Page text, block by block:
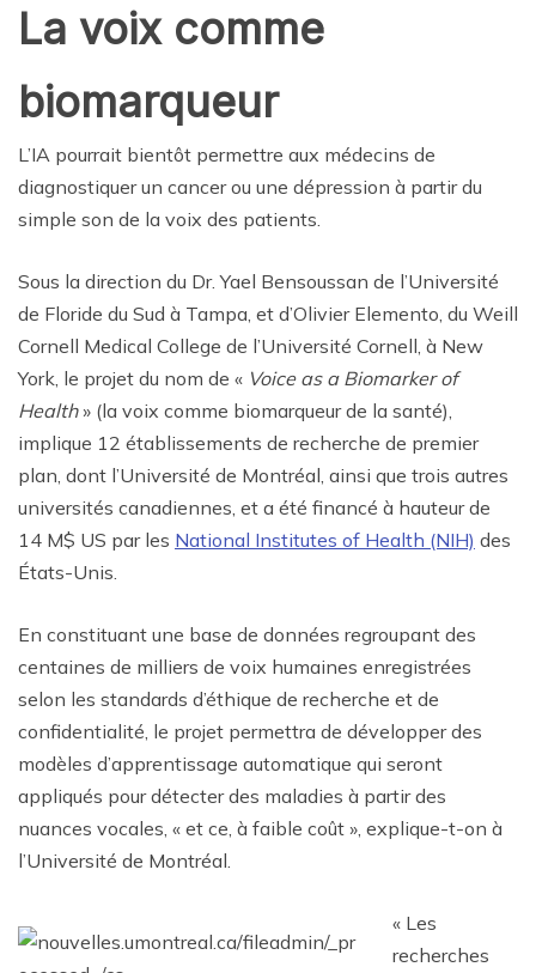
La voix comme
biomarqueur
L’IA pourrait bientôt permettre aux médecins de
diagnostiquer un cancer ou une dépression à partir du
simple son de la voix des patients.
Sous la direction du Dr. Yael Bensoussan de l’Université
de Floride du Sud à Tampa, et d’Olivier Elemento, du Weill
Cornell Medical College de l’Université Cornell, à New
York, le projet du nom de « Voice as a Biomarker of
Health» (la voix comme biomarqueur de la santé),
implique 12 établissements de recherche de premier
plan, dont l’Université de Montréal, ainsi que trois autres
universités canadiennes, et a été financé à hauteur de
14 M$ US par les National Institutes of Health (NIH) des
États-Unis.
En constituant une base de données regroupant des
centaines de milliers de voix humaines enregistrées
selon les standards d’éthique de recherche et de
confidentialité, le projet permettra de développer des
modèles d’apprentissage automatique qui seront
appliqués pour détecter des maladies à partir des
nuances vocales, « et ce, à faible coût », explique-t-on à
l’Université de Montréal.
« Les
recherches